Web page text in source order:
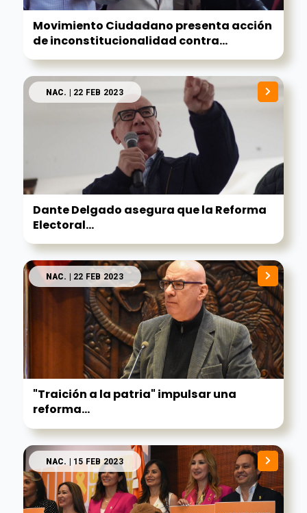
Movimiento Ciudadano presenta acción
de inconstitucionalidad contra...
NAC. | 22 FEB 2023
Dante Delgado asegura que la Reforma
Electoral...
NAC. | 22 FEB 2023
"Traición a la patria" impulsar una
reforma...
NAC. | 15 FEB 2023